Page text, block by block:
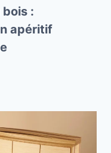
bois :
apéritif